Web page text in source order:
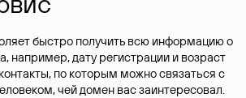
быстро получить всю информацию о
например, дату регистрации и возраст
по которым можно связаться с
чей домен вас заинтересовал.